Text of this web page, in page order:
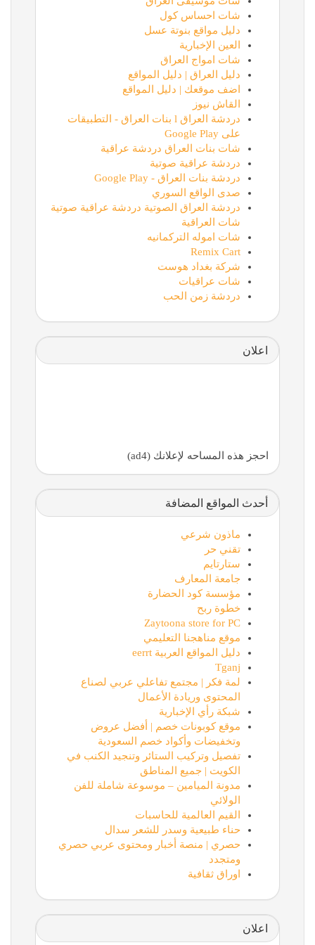
شات احساس كول
دليل مواقع بنوتة عسل
العين الإخبارية
شات امواج العراق
دليل العراق | دليل المواقع
اضف موقعك | دليل المواقع
القاش نيوز
دردشة العراق l بنات العراق - التطبيقات
على Google Play
شات بنات العراق دردشة عراقية
دردشة عراقية صوتية
دردشة بنات العراق - Google Play
صدى الواقع السوري
دردشة العراق الصوتية دردشة عراقية صوتية
شات العراقية
شات اموله التركمانيه
Remix Cart
شركة بغداد هوست
شات عراقيات
دردشة زمن الحب
اعلان
احجز هذه المساحه لإعلانك (ad4)
أحدث المواقع المضافة
ماذون شرعي
تقني حر
ستارتايم
جامعة المعارف
مؤسسة كود الحضارة
خطوة ربح
Zaytoona store for PC
موقع مناهجنا التعليمي
دليل المواقع العربية eerrt
Tganj
لمة فكر | مجتمع تفاعلي عربي لصناع
المحتوى وريادة الأعمال
شبكة رأي الإخبارية
موقع كوبونات خصم | أفضل عروض
وتخفيضات وأكواد خصم السعودية
تفصيل وتركيب الستائر وتنجيد الكنب في
الكويت | جميع المناطق
مدونة الميامين – موسوعة شاملة للفن
الولائي
القيم العالمية للحاسبات
حناء طبيعية وسدر للشعر سدال
حصري | منصة أخبار ومحتوى عربي حصري
ومتجدد
اوراق ثقافية
اعلان